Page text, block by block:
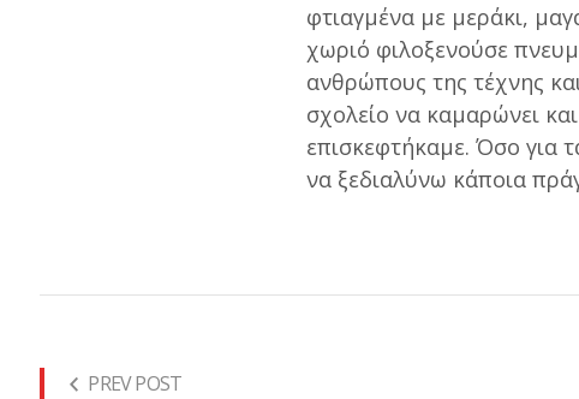
φτιαγμένα με μεράκι,
χωριό φιλοξενούσε
ανθρώπους της τέχνης
σχολείο να καμαρώνει
επισκεφτήκαμε. Όσο για
να ξεδιαλύνω κάποια
PREV POST